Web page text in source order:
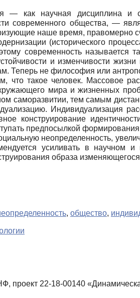
— как научная дисциплина
современного общества, —
наше время, правомерно
(исторического
современность называется
и изменчивости
Теперь не философия или
такое человек. Массовое
мира и жизненных
саморазвитии, тем самым
Индивидуализация
конструирование
предпосылкой
неопределенность,
усиливать в научном и
образа
, общество,
22-18-00140